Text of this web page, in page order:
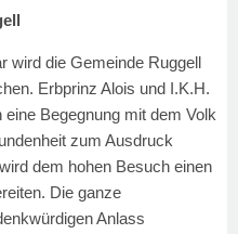
wird die Gemeinde Ruggell
Erbprinz Alois und I.K.H.
Begegnung mit dem Volk
zum Ausdruck
dem hohen Besuch einen
Die ganze
Anlass